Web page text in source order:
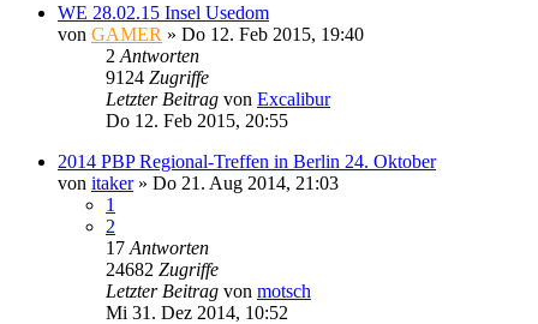
WE 28.02.15 Insel Usedom
von GAMER » Do 12. Feb 2015, 19:40
2 Antworten
9124 Zugriffe
Letzter Beitrag von Excalibur
Do 12. Feb 2015, 20:55
2014 PBP Regional-Treffen in Berlin 24. Oktober
von itaker» Do 21. Aug 2014, 21:03
1
2
17 Antworten
24682 Zugriffe
Letzter Beitrag von motsch
Mi 31. Dez 2014, 10:52